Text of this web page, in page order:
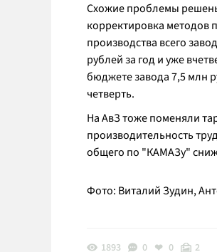
Схожие проблемы решены
корректировка методов
производства всего
рублей за год и уже
бюджете завода 7,5 млн
четверть.
На АвЗ тоже поменяли
производительность
общего по "КАМАЗу"
Фото: Виталий Зудин,
1893 0 0 2